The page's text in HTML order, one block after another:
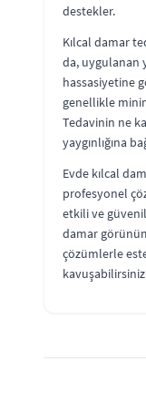
destekler.
Kılcal damar
da, uygulanan
hassasiyetine
genellikle
Tedavinin ne
yaygınlığına
Evde kılcal
profesyonel
etkili ve
damar
çözümlerle